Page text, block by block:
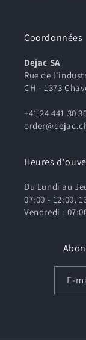
Coordonnées
Dejac SA
Rue de
CH - 1373
+41 24 441 30
Heures
Du Lundi au
07:00 - 12:00,
Vendredi :
E-